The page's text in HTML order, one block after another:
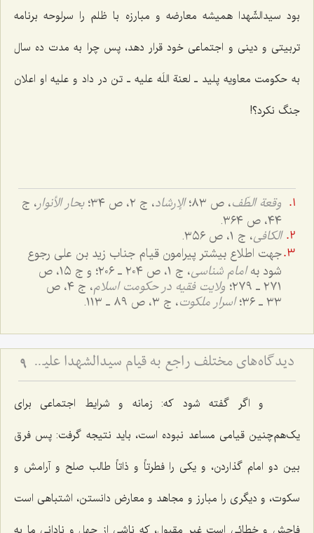
بود سیدالشّهدا همیشه معارضه و مبارزه با ظلم را سرلوحه برنامه
تربیتی و دینی و اجتماعی خود قرار دهد، پس چرا به مدت ده سال
به حکومت معاویه پلید ـ لعنة اللَه علیه ـ تن در داد و علیه او اعلان
جنگ نکرد؟!
وقعة الطّف، ص ٨٣؛ الإرشاد، ج ٢، ص ٣٤؛ بحار الأنوار، ج
٤٤، ص ٣٦٤.
الکافی، ج ١، ص ٣٥٦.
جهت اطلاع بیشتر پیرامون قیام جناب زید بن علی رجوع
شود بهامام شناسی
، ج ١، ص ٢٠٤ ـ ٢٠٦؛ و ج ١٥، ص
٢٧١ ـ ٢٧٩؛
ولایت فقیه در حکومت اسلام
، ج ٤، ص
٣٣ ـ ٣٦؛
اسرار ملکوت، ج ٣، ص ٨٩ ـ ١١٣.
دیدگاه‌های مختلف راجع به قیام سیدالشهدا علیه السلام - بررسی اجمالی هدف قیام امام حسین علیه‌السلام 9
و اگر گفته شود که: زمانه و شرایط اجتماعی برای
یک‌هم‌چنین قیامی مساعد نبوده است، باید نتیجه گرفت: پس فرق
بین دو امام گذاردن، و یکی را فطرتاً و ذاتاً طالب صلح و آرامش و
سکوت، و دیگری را مبارز و مجاهد و معارض دانستن، اشتباهی است